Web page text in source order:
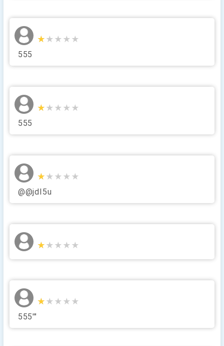
★★★★★
★★★★★
555
★★★★★
★★★★★
555
★★★★★
★★★★★
@@jdI5u
★★★★★
★★★★★
★★★★★
★★★★★
555'"